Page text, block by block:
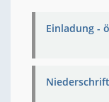
Einladung -